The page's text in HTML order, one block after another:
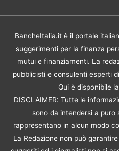
BancheItalia.it è il portale
suggerimenti per la finanza
mutui e finanziamenti. La
pubblicisti e consulenti esperti
Qui è disponibile la
DISCLAIMER: Tutte le
sono da intendersi a
rappresentano in alcun modo
La Redazione non può